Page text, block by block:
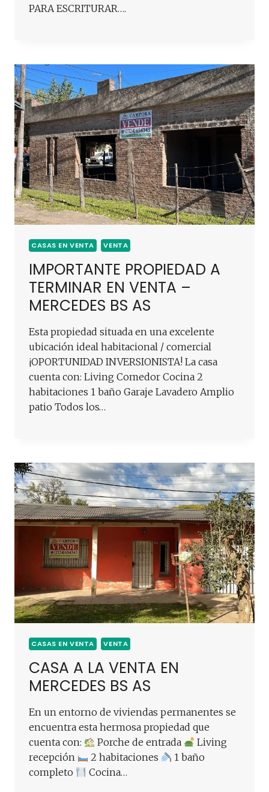
PARA ESCRITURAR….
CASAS EN VENTA VENTA
IMPORTANTE PROPIEDAD A
TERMINAR EN VENTA –
MERCEDES BS AS
Esta propiedad situada en una excelente
ubicación ideal habitacional / comercial
¡OPORTUNIDAD INVERSIONISTA! La casa
cuenta con: Living Comedor Cocina 2
habitaciones 1 baño Garaje Lavadero Amplio
patio Todos los…
CASAS EN VENTA VENTA
CASA A LA VENTA EN
MERCEDES BS AS
En un entorno de viviendas permanentes se
encuentra esta hermosa propiedad que
cuenta con:
Porche de entrada
Living
recepción
2 habitaciones
1 baño
completo
Cocina…